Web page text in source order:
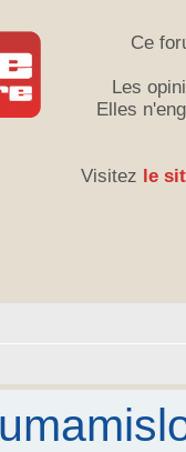
Ce
Les
Elles
Visitez le